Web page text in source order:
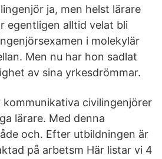
ja, men helst lärare
egentligen alltid velat bli
i molekylär
Men nu har hon sadlat
av sina yrkesdrömmar.
kommunikativa civilingenjörer
lärare. Med denna
och. Efter utbildningen är
på arbetsm Här listar vi 4